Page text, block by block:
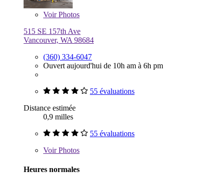
VoirPhotos
515 SE 157th Ave
Vancouver, WA 98684
(360) 334-6047
Ouvert aujourd'hui de 10h am à 6h pm
55 évaluations
Distance estimée
0,9 milles
55 évaluations
VoirPhotos
Heures normales